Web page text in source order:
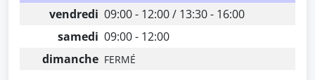
vendredi 09:00 - 12:00 / 13:30 - 16:00
samedi 09:00 - 12:00
dimanche FERMÉ